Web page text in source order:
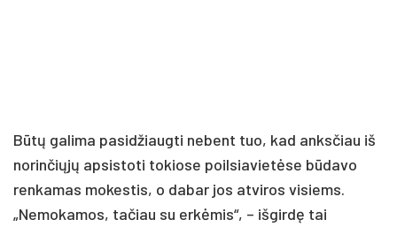
Būtų galima pasidžiaugti nebent tuo, kad anksčiau iš
norinčiųjų apsistoti tokiose poilsiavietėse būdavo
renkamas mokestis, o dabar jos atviros visiems.
„Nemokamos, tačiau su erkėmis“, – išgirdę tai